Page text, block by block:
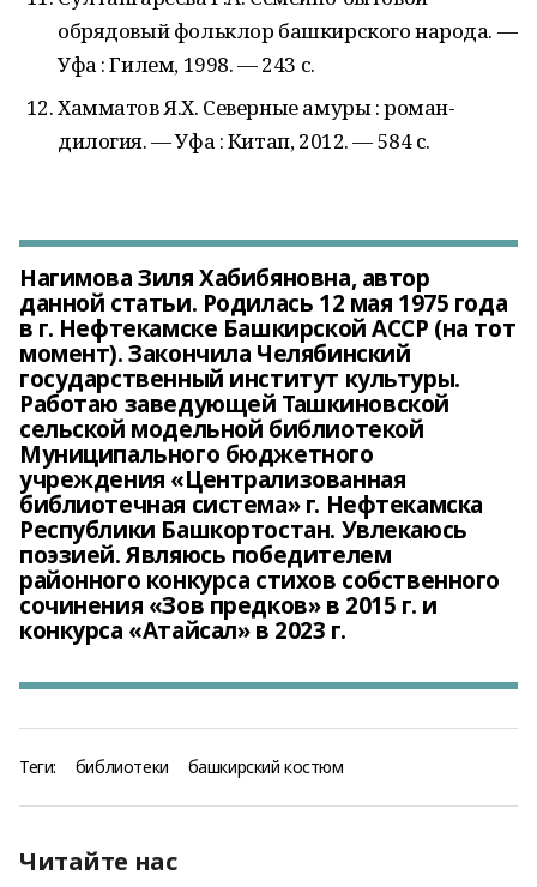
обрядовый фольклор башкирского народа. —
Уфа : Гилем, 1998. — 243 с.
Хамматов Я.Х. Северные амуры : роман-
дилогия. — Уфа : Китап, 2012. — 584 с.
Нагимова Зиля Хабибяновна, автор
данной статьи. Родилась 12 мая 1975 года
в г. Нефтекамске Башкирской АССР (на тот
момент). Закончила Челябинский
государственный институт культуры.
Работаю заведующей Ташкиновской
сельской модельной библиотекой
Муниципального бюджетного
учреждения «Централизованная
библиотечная система» г. Нефтекамска
Республики Башкортостан. Увлекаюсь
поэзией. Являюсь победителем
районного конкурса стихов собственного
сочинения «Зов предков» в 2015 г. и
конкурса «Атайсал» в 2023 г.
Теги: библиотеки башкирский костюм
Читайте нас